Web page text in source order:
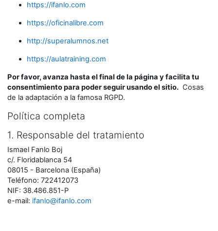
https://ifanlo.com
https://oficinalibre.com
http://superalumnos.net
https://aulatraining.com
Por favor, avanza hasta el final de la página y facilita tu
consentimiento para poder seguir usando el sitio. Cosas
de la adaptación a la famosa RGPD.
Política completa
1. Responsable del tratamiento
Ismael Fanlo Boj
c/. Floridablanca 54
08015 - Barcelona (España)
Teléfono: 722412073
NIF: 38.486.851-P
e-mail: ifanlo@ifanlo.com